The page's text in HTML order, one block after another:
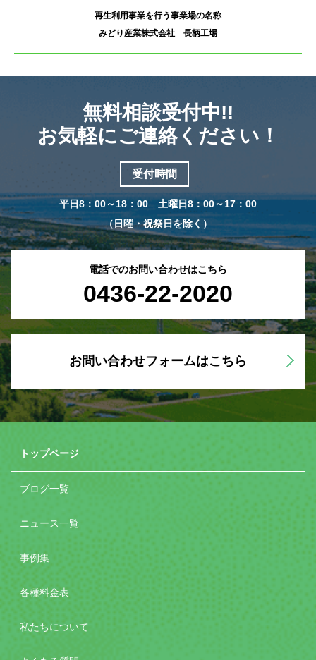
再生利用事業を行う事業場の名称
みどり産業株式会社 長柄工場
無料相談受付中!!
お気軽にご連絡ください！
受付時間
平日8：00～18：00 土曜日8：00～17：00
（日曜・祝祭日を除く）
電話でのお問い合わせはこちら
0436-22-2020
お問い合わせフォームはこちら
トップページ
ブログ一覧
ニュース一覧
事例集
各種料金表
私たちについて